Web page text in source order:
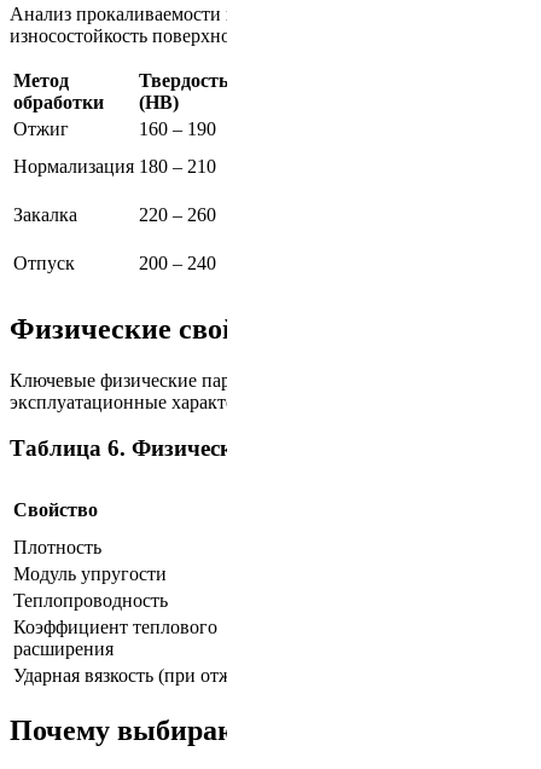
Анализ прокаливаемости и твердости позволяет оценить
износостойкость поверхности после термообработки.
Метод
обработки
Твердость
(HB)
Отжиг
160 – 190
Нормализация 180 – 210
Закалка
220 – 260
Отпуск
200 – 240
Физические свойства стали 08х13
Ключевые физические параметры, влияющие на
эксплуатационные характеристики материала:
Таблица 6. Физические свойства стали 08х13
Свойство
Плотность
Модуль упругости
Теплопроводность
Коэффициент теплового
расширения
Ударная вязкость (при отжиге)
Почему выбирают ТермоПресс